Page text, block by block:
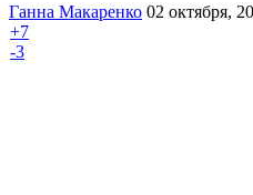
Ганна Макаренко 02 октября,
+7
-3